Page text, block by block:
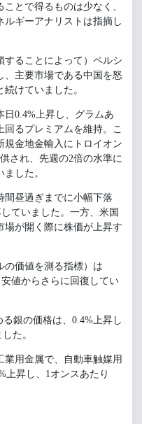
とで得るものは少なく、
ルギーアナリストは指摘し
することによって）ペルシ
、主要市場である中国を怒
けていました。
日0.4%上昇し、グラムあ
回るプレミアムを維持。こ
規金地金輸入にトロイオン
され、先週の2倍の水準に
した。
間昼過ぎまでに小幅下落
ていました。一方、米国
場が開く際に株価が上昇す
の価値を測る指標）は
値からさらに回復してい
銀の価格は、0.4%上昇し
た。
業用金属で、自動車触媒用
上昇し、1オンスあたり